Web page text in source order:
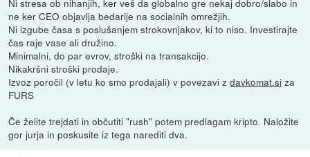
Ni stresa ob nihanjih, ker veš da globalno gre nekaj dobro/slabo in
ne ker CEO objavlja bedarije na socialnih omrežjih.
Ni izgube časa s poslušanjem strokovnjakov, ki to niso. Investirajte
čas raje vase ali družino.
Minimalni, do par evrov, stroški na transakcijo.
Nikakršni stroški prodaje.
Izvoz poročil (v letu ko smo prodajali) v povezavi zdavkomat.si za
FURS
Če želite trejdati in občutiti "rush" potem predlagam kripto. Naložite
gor jurja in poskusite iz tega narediti dva.